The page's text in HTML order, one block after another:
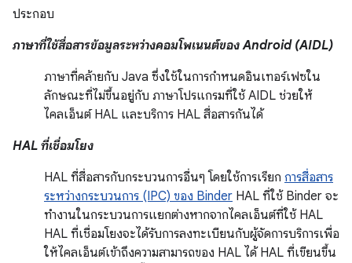
ประกอบ
ภาษาที่ใช้สื่อสารข้อมูลระหว่างคอมโพเนนต์ของ Android (AIDL)
ภาษาที่คล้ายกับ Java ซึ่งใช้ในการกำหนดอินเทอร์เฟซใน
ลักษณะที่ไม่ขึ้นอยู่กับ ภาษาโปรแกรมที่ใช้ AIDL ช่วยให้
ไคลเอ็นต์ HAL และบริการ HAL สื่อสารกันได้
HAL ที่เชื่อมโยง
HAL ที่สื่อสารกับกระบวนการอื่นๆ โดยใช้การเรียก การสื่อสาร
ระหว่างกระบวนการ (IPC) ของ Binder HAL ที่ใช้ Binder จะ
ทำงานในกระบวนการแยกต่างหากจากไคลเอ็นต์ที่ใช้ HAL
HAL ที่เชื่อมโยงจะได้รับการลงทะเบียนกับผู้จัดการบริการเพื่อ
ให้ไคลเอ็นต์เข้าถึงความสามารถของ HAL ได้ HAL ที่เขียนขึ้น